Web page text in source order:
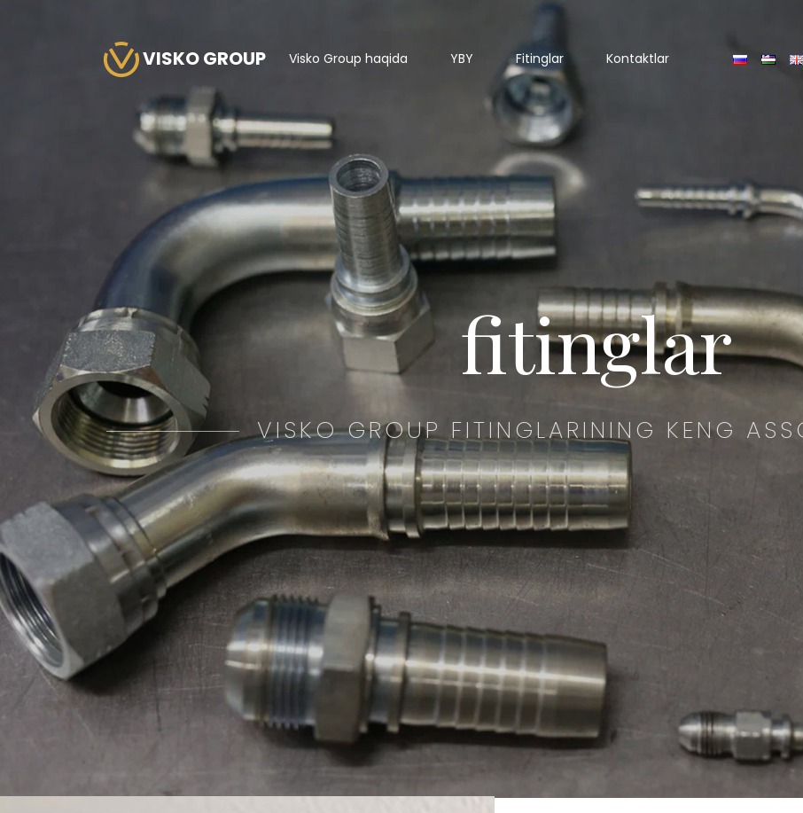
VISKO GROUP Visko Group haqida YBY Fitinglar Kontaktlar
fitinglar
VISKO GROUP FITINGLARINING KENG